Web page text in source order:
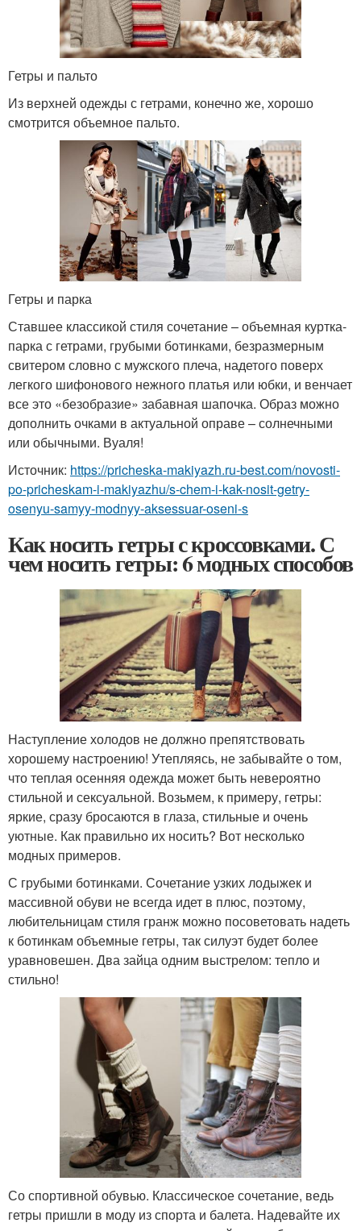
Гетры и пальто
Из верхней одежды с гетрами, конечно же, хорошо
смотрится объемное пальто.
Гетры и парка
Ставшее классикой стиля сочетание – объемная куртка-
парка с гетрами, грубыми ботинками, безразмерным
свитером словно с мужского плеча, надетого поверх
легкого шифонового нежного платья или юбки, и венчает
все это «безобразие» забавная шапочка. Образ можно
дополнить очками в актуальной оправе – солнечными
или обычными. Вуаля!
Источник: https://pricheska-makiyazh.ru-best.com/novosti-
po-pricheskam-i-makiyazhu/s-chem-i-kak-nosit-getry-
osenyu-samyy-modnyy-aksessuar-oseni-s
Как носить гетры с кроссовками. С
чем носить гетры: 6 модных способов
Наступление холодов не должно препятствовать
хорошему настроению! Утепляясь, не забывайте о том,
что теплая осенняя одежда может быть невероятно
стильной и сексуальной. Возьмем, к примеру, гетры:
яркие, сразу бросаются в глаза, стильные и очень
уютные. Как правильно их носить? Вот несколько
модных примеров.
С грубыми ботинками. Сочетание узких лодыжек и
массивной обуви не всегда идет в плюс, поэтому,
любительницам стиля гранж можно посоветовать надеть
к ботинкам объемные гетры, так силуэт будет более
уравновешен. Два зайца одним выстрелом: тепло и
стильно!
Со спортивной обувью. Классическое сочетание, ведь
гетры пришли в моду из спорта и балета. Надевайте их